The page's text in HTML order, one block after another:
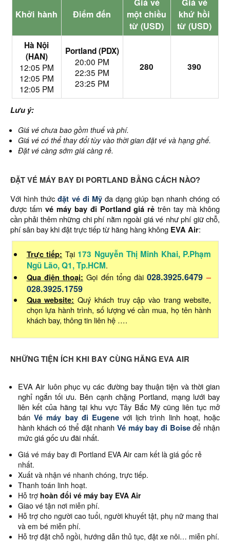
Khởi hành Điểm đến
một chiều
từ (USD)
khứ hồi
từ (USD)
Hà Nội
(HAN)
12:05 PM
12:05 PM
12:05 PM
Portland (PDX)
20:00 PM
22:35 PM
23:25 PM
280 390
Lưu ý:
Giá vé chưa bao gồm thuế và phí.
Giá vé có thể thay đổi tùy vào thời gian đặt vé và hạng ghế.
Đặt vé càng sớm giá càng rẻ.
ĐẶT VÉ MÁY BAY ĐI PORTLAND BẰNG CÁCH NÀO?
Với hình thứcđặt vé đi Mỹđa dạng giúp bạn nhanh chóng có
được tấm vé máy bay đi Portland giá rẻ trên tay mà không
cần phải thêm những chi phí nằm ngoài giá vé như phí giữ chỗ,
phí sân bay khi đặt trực tiếp từ hãng hàng không EVA Air:
Trực tiếp: Tại 173 Nguyễn Thị Minh Khai, P.Phạm
Ngũ Lão, Q1, Tp.HCM.
Qua điện thoại: Gọi đến tổng đài028.3925.6479–
028.3925.1759
Qua website: Quý khách truy cập vào trang website,
chọn lựa hành trình, số lượng vé cần mua, họ tên hành
khách bay, thông tin liên hệ ….
NHỮNG TIỆN ÍCH KHI BAY CÙNG HÃNG EVA AIR
EVA Air luôn phục vụ các đường bay thuận tiện và thời gian
nghỉ ngắn tối ưu. Bên cạnh chặng Portland, mạng lưới bay
liên kết của hãng tại khu vực Tây Bắc Mỹ cũng liên tục mở
bánVé máy bay đi Eugenevới lịch trình linh hoạt, hoặc
hành khách có thể đặt nhanh Vé máy bay đi Boiseđể nhận
mức giá gốc ưu đãi nhất.
Giá vé máy bay đi Portland EVA Air cam kết là giá gốc rẻ
nhất.
Xuất và nhận vé nhanh chóng, trực tiếp.
Thanh toán linh hoạt.
Hỗ trợ hoàn đổi vé máy bay EVA Air
Giao vé tận nơi miễn phí.
Hỗ trợ cho người cao tuổi, người khuyết tật, phụ nữ mang thai
và em bé miễn phí.
Hỗ trợ đặt chỗ ngồi, hướng dẫn thủ tục, đặt xe nôi… miễn phí.